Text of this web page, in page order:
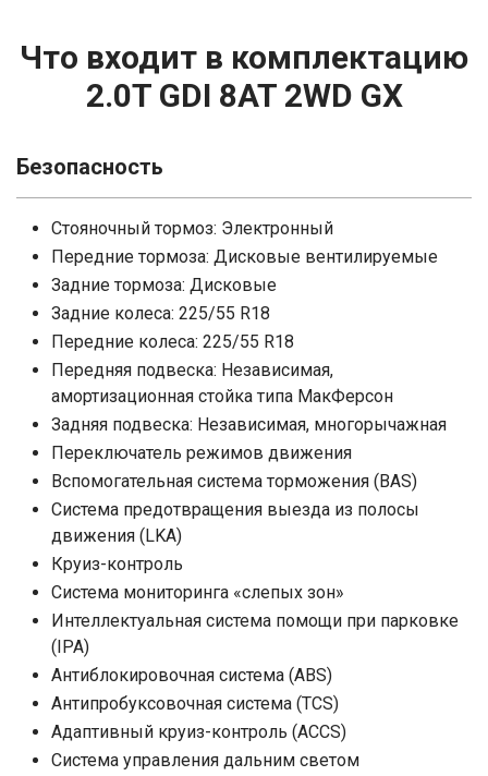
Что входит в комплектацию
2.0T GDI 8AT 2WD GX
Безопасность
Стояночный тормоз: Электронный
Передние тормоза: Дисковые вентилируемые
Задние тормоза: Дисковые
Задние колеса: 225/55 R18
Передние колеса: 225/55 R18
Передняя подвеска: Независимая,
амортизационная стойка типа МакФерсон
Задняя подвеска: Независимая, многорычажная
Переключатель режимов движения
Вспомогательная система торможения (BAS)
Система предотвращения выезда из полосы
движения (LKA)
Круиз-контроль
Система мониторинга «слепых зон»
Интеллектуальная система помощи при парковке
(IPA)
Антиблокировочная система (ABS)
Антипробуксовочная система (TCS)
Адаптивный круиз-контроль (ACCS)
Система управления дальним светом